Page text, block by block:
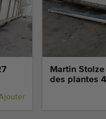
Martin
des plantes